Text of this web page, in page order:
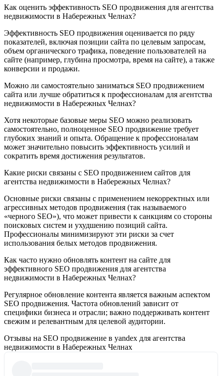
Как оценить эффективность SEO продвижения для агентства
недвижимости в Набережных Челнах?
Эффективность SEO продвижения оценивается по ряду
показателей, включая позиции сайта по целевым запросам,
объем органического трафика, поведение пользователей на
сайте (например, глубина просмотра, время на сайте), а также
конверсии и продажи.
Можно ли самостоятельно заниматься SEO продвижением
сайта или лучше обратиться к профессионалам для агентства
недвижимости в Набережных Челнах?
Хотя некоторые базовые меры SEO можно реализовать
самостоятельно, полноценное SEO продвижение требует
глубоких знаний и опыта. Обращение к профессионалам
может значительно повысить эффективность усилий и
сократить время достижения результатов.
Какие риски связаны с SEO продвижением сайтов для
агентства недвижимости в Набережных Челнах?
Основные риски связаны с применением некорректных или
агрессивных методов продвижения (так называемого
«черного SEO»), что может привести к санкциям со стороны
поисковых систем и ухудшению позиций сайта.
Профессионалы минимизируют эти риски за счет
использования белых методов продвижения.
Как часто нужно обновлять контент на сайте для
эффективного SEO продвижения для агентства
недвижимости в Набережных Челнах?
Регулярное обновление контента является важным аспектом
SEO продвижения. Частота обновлений зависит от
специфики бизнеса и отрасли; важно поддерживать контент
свежим и релевантным для целевой аудитории.
Отзывы на SEO продвижение в yandex для агентства
недвижимости в Набережных Челнах